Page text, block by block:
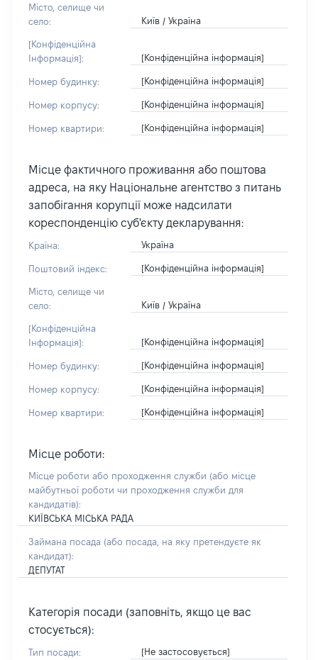
Місто, селище чи
село:
Київ / Україна
[Конфіденційна
Інформація]:
[Конфіденційна інформація]
Номер будинку: [Конфіденційна інформація]
Номер корпусу: [Конфіденційна інформація]
Номер квартири: [Конфіденційна інформація]
Місце фактичного проживання або поштова
адреса, на яку Національне агентство з питань
запобігання корупції може надсилати
кореспонденцію суб'єкту декларування:
Країна: Україна
Поштовий індекс: [Конфіденційна інформація]
Місто, селище чи
село:
Київ / Україна
[Конфіденційна
Інформація]:
[Конфіденційна інформація]
Номер будинку: [Конфіденційна інформація]
Номер корпусу: [Конфіденційна інформація]
Номер квартири: [Конфіденційна інформація]
Місце роботи:
Місце роботи або проходження служби (або місце
майбутньої роботи чи проходження служби для
кандидатів):
КИЇВСЬКА МІСЬКА РАДА
Займана посада (або посада, на яку претендуєте як
кандидат):
ДЕПУТАТ
Категорія посади (заповніть, якщо це вас
стосується):
Тип посади: [Не застосовується]